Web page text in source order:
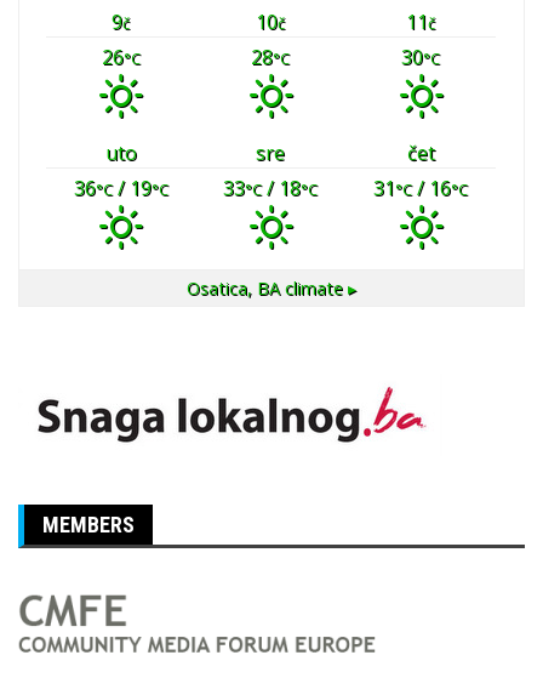
9č 10č 11č
26°C 28°C 30°C
uto sre
čet
36°C/ 19°C 33°C/ 18°C 31°C/ 16°C
Osatica, BAclimate ▸
MEMBERS